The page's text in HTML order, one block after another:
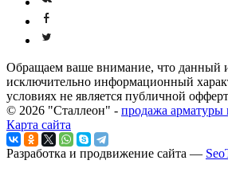
Обращаем ваше внимание, что данный
исключительно информационный
условиях не является публичной
© 2026 "Сталлеон" - продажа арматуры
Карта сайта
Разработка и продвижение сайта —